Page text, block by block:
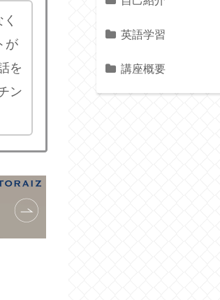
が
を
ン
英語学習
講座概要